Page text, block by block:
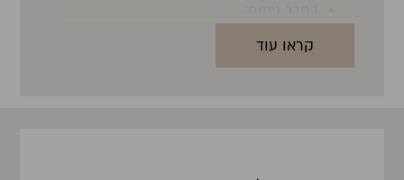
הניתוח כולו מבוצע תחת הרדמה
מקומית ללא צורך בטשטוש .
בדיקה תחת מיקרוסקופ. בשל העיבוד
קראו עוד